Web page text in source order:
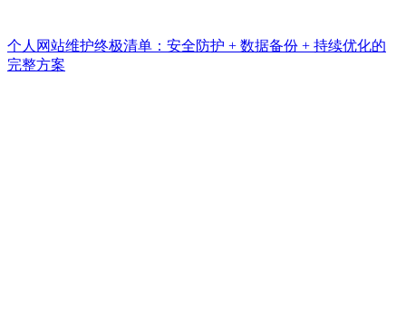
个人网站维护终极清单：安全防护 + 数据备份 + 持续优化的
完整方案